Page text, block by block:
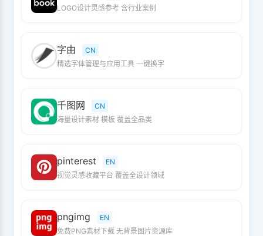
LOGO设计灵感参考 含行业案例
字由
CN
精选字体管理与应用工具 一键换字
千图网
CN
海量设计素材 模板 覆盖全品类
pinterest
EN
视觉灵感收藏平台 覆盖全设计领域
pngimg
EN
免费PNG素材下载 无背景图片资源库